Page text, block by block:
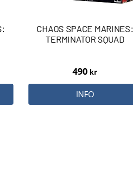
CHAOS SPACE MARINES:
TERMINATOR SQUAD
490 kr
INFO